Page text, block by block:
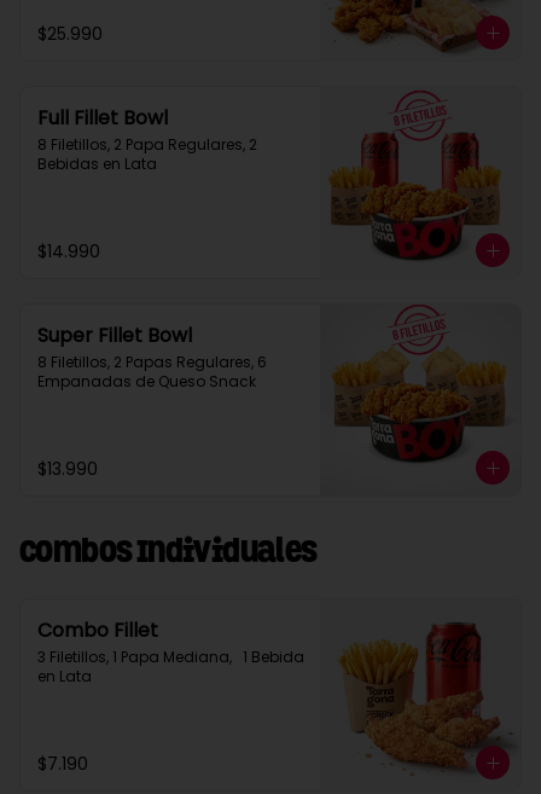
$25.990
Full Fillet Bowl
8 Filetillos, 2 Papa Regulares, 2
Bebidas en Lata
$14.990
Super Fillet Bowl
8 Filetillos, 2 Papas Regulares, 6
Empanadas de Queso Snack
$13.990
Combos Individuales
Combo Fillet
3 Filetillos, 1 Papa Mediana,   1 Bebida
en Lata
$7.190